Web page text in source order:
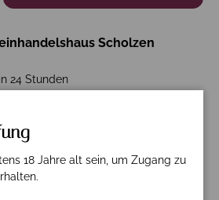
Scholzen
24 Stunden
18 Jahre alt sein, um Zugang zu